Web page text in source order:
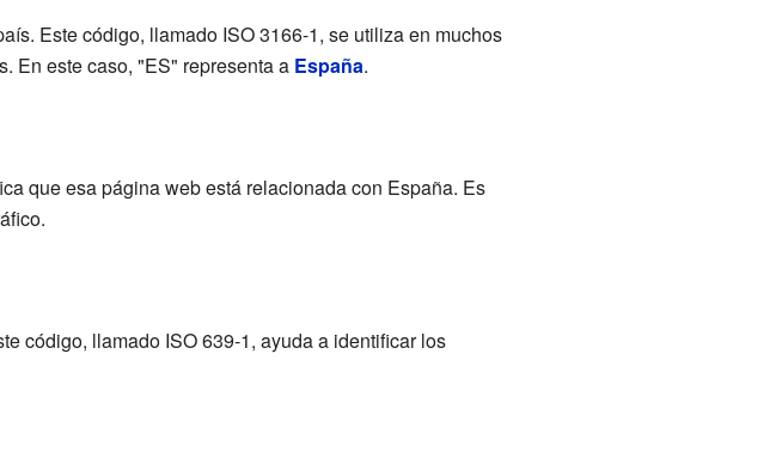
Este código, llamado ISO 3166-1, se utiliza en muchos
En este caso, "ES" representa a España.
que esa página web está relacionada con España. Es
código, llamado ISO 639-1, ayuda a identificar los